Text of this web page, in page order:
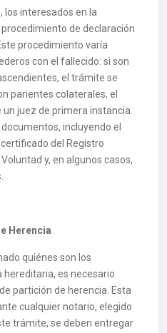
los interesados en la
de declaración
procedimiento varía
con el fallecido: si son
el trámite se
parientes colaterales, el
juez de primera instancia.
incluyendo el
del Registro
y, en algunos casos,
Herencia
quiénes son los
hereditaria, es necesario
partición de herencia. Esta
cualquier notario, elegido
trámite, se deben entregar